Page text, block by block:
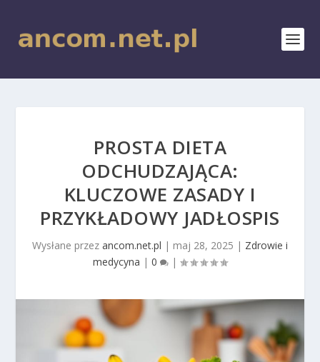
PROSTA DIETA
ODCHUDZAJĄCA:
KLUCZOWE ZASADY I
PRZYKŁADOWY JADŁOSPIS
Wysłane przez ancom.net.pl | maj 28, 2025 | Zdrowie i
medycyna | 0 |